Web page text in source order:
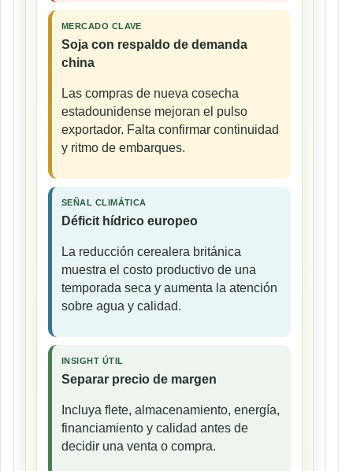
MERCADO CLAVE
Soja con respaldo de demanda
china
Las compras de nueva cosecha
estadounidense mejoran el pulso
exportador. Falta confirmar continuidad
y ritmo de embarques.
SEÑAL CLIMÁTICA
Déficit hídrico europeo
La reducción cerealera británica
muestra el costo productivo de una
temporada seca y aumenta la atención
sobre agua y calidad.
INSIGHT ÚTIL
Separar precio de margen
Incluya flete, almacenamiento, energía,
financiamiento y calidad antes de
decidir una venta o compra.